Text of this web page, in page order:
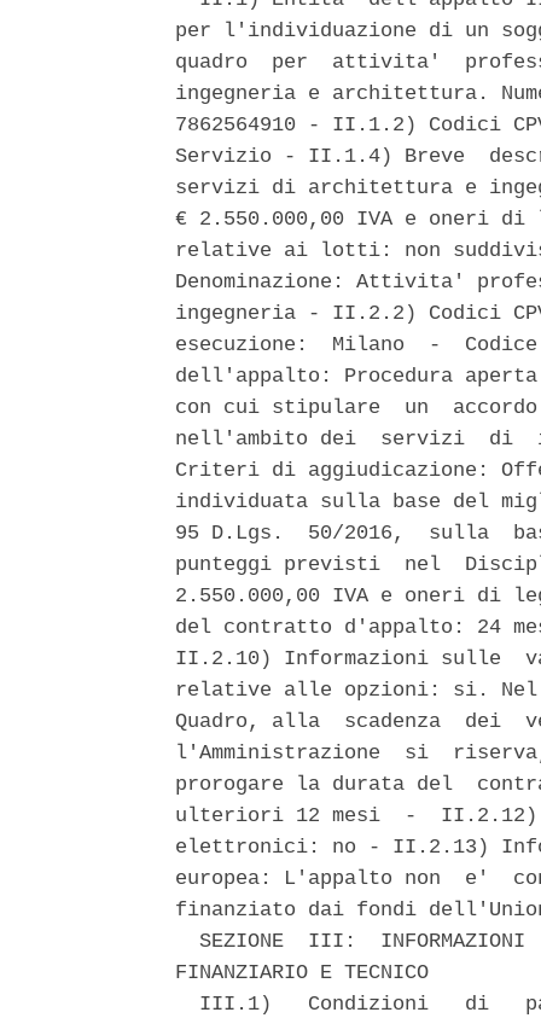
per l'individuazione di un
quadro  per  attivita'
ingegneria e architettura.
7862564910 - II.1.2) Codici
Servizio - II.1.4) Breve
servizi di architettura e
€ 2.550.000,00 IVA e oneri
relative ai lotti: non
Denominazione: Attivita'
ingegneria - II.2.2) Codici
esecuzione:  Milano  -
dell'appalto: Procedura
con cui stipulare  un
nell'ambito dei  servizi  di
Criteri di aggiudicazione:
individuata sulla base del
95 D.Lgs.  50/2016,  sulla
punteggi previsti  nel
2.550.000,00 IVA e oneri di
del contratto d'appalto: 24
II.2.10) Informazioni sulle
relative alle opzioni: si.
Quadro, alla  scadenza  dei
l'Amministrazione  si
prorogare la durata del
ulteriori 12 mesi  -
elettronici: no - II.2.13)
europea: L'appalto non  e'
finanziato dai fondi
SEZIONE  III:  INFORMAZIONI
FINANZIARIO E TECNICO
III.1)   Condizioni   di